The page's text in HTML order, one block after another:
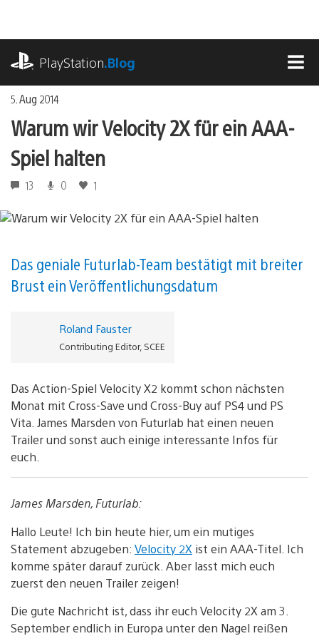
springen
PlayStation.Blog
5. Aug 2014
Warum wir Velocity 2X für ein AAA-
Spiel halten
13 0 1
Das geniale Futurlab-Team bestätigt mit breiter
Brust ein Veröffentlichungsdatum
Roland Fauster
Contributing Editor, SCEE
Das Action-Spiel Velocity X2 kommt schon nächsten
Monat mit Cross-Save und Cross-Buy auf PS4 und PS
Vita. James Marsden von Futurlab hat einen neuen
Trailer und sonst auch einige interessante Infos für
euch.
James Marsden, Futurlab:
Hallo Leute! Ich bin heute hier, um ein mutiges
Statement abzugeben: Velocity 2X ist ein AAA-Titel. Ich
komme später darauf zurück. Aber lasst mich euch
zuerst den neuen Trailer zeigen!
Die gute Nachricht ist, dass ihr euch Velocity 2X am 3.
September endlich in Europa unter den Nagel reißen